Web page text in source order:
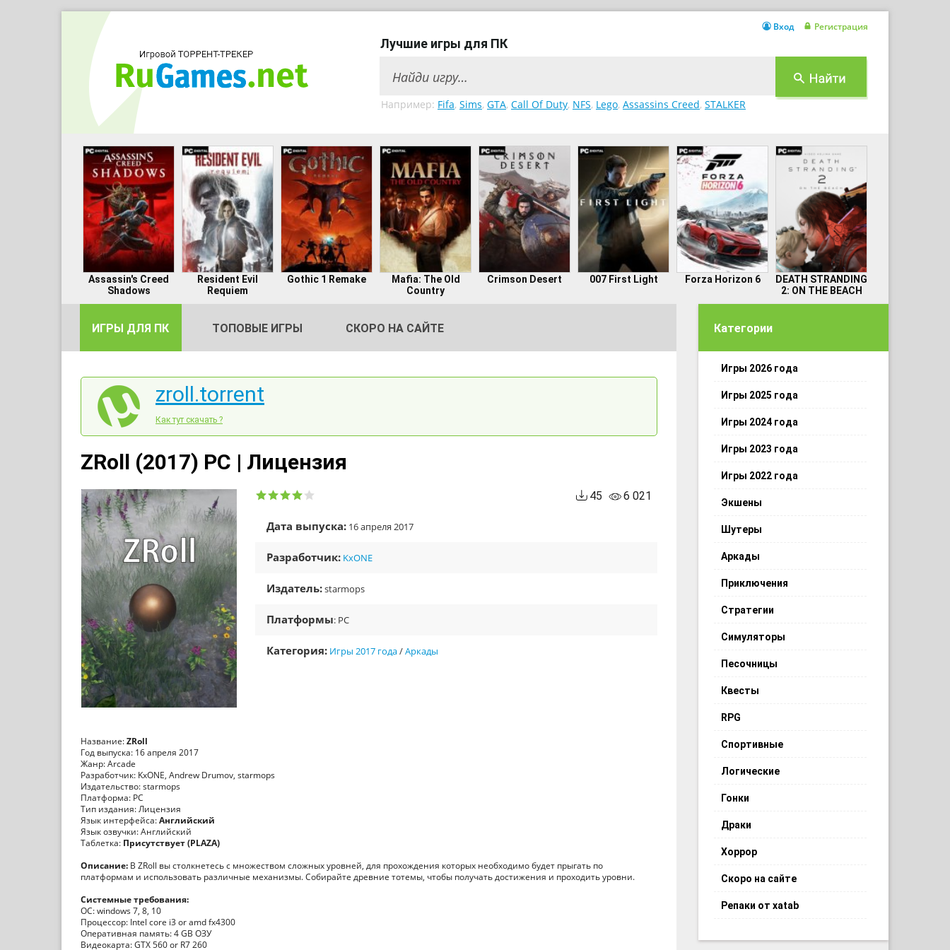
Лучшие игры для ПК
Например: Fifa, Sims, GTA, Call Of Duty, NFS, Lego, Assassins Creed, STALKER
Вход Регистрация
Assassin's Creed
Shadows
Resident Evil
Requiem
Gothic 1 Remake
Mafia: The Old
Country
Crimson Desert 007 First Light Forza Horizon 6
DEATH STRANDING
2: ON THE BEACH
ИГРЫ ДЛЯ ПК ТОПОВЫЕ ИГРЫ СКОРО НА САЙТЕ
zroll.torrent
Как тут скачать ?
ZRoll (2017) PC | Лицензия
6 021
45
Дата выпуска: 16 апреля 2017
Разработчик: KxONE
Издатель:starmops
Платформы: PC
Категория: Игры 2017 года/Аркады
Название:ZRoll
Год выпуска: 16 апреля 2017
Жанр: Arcade
Разработчик: KxONE, Andrew Drumov, starmops
Издательство: starmops
Платформа: РС
Тип издания: Лицензия
Язык интерфейса:Английский
Язык озвучки: Английский
Таблетка: Присутствует (PLAZA)
Описание: В ZRoll вы столкнетесь с множеством сложных уровней, для прохождения которых необходимо будет прыгать по
платформам и использовать различные механизмы. Собирайте древние тотемы, чтобы получать достижения и проходить уровни.
Системные требования:
ОС: windows 7, 8, 10
Процессор: Intel core i3 or amd fx4300
Оперативная память: 4 GB ОЗУ
Видеокарта: GTX 560 or R7 260
Категории
Игры 2026 года
Игры 2025 года
Игры 2024 года
Игры 2023 года
Игры 2022 года
Экшены
Шутеры
Аркады
Приключения
Стратегии
Симуляторы
Песочницы
Квесты
RPG
Спортивные
Логические
Гонки
Драки
Хоррор
Скоро на сайте
Репаки от xatab